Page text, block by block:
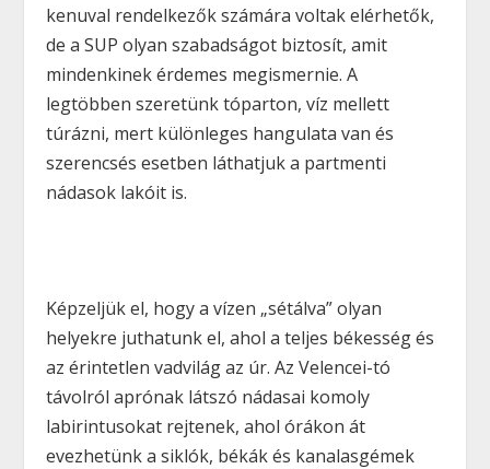
kenuval rendelkezők számára voltak elérhetők,
de a SUP olyan szabadságot biztosít, amit
mindenkinek érdemes megismernie. A
legtöbben szeretünk tóparton, víz mellett
túrázni, mert különleges hangulata van és
szerencsés esetben láthatjuk a partmenti
nádasok lakóit is.
Képzeljük el, hogy a vízen „sétálva” olyan
helyekre juthatunk el, ahol a teljes békesség és
az érintetlen vadvilág az úr. Az Velencei-tó
távolról aprónak látszó nádasai komoly
labirintusokat rejtenek, ahol órákon át
evezhetünk a siklók, békák és kanalasgémek